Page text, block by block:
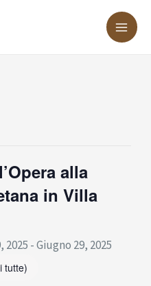
alla
in Villa
2025 -Giugno 29, 2025
tutte)